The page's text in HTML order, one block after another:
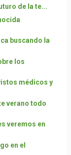
de la te...
buscando la
los
médicos y
verano todo
veremos en
en el